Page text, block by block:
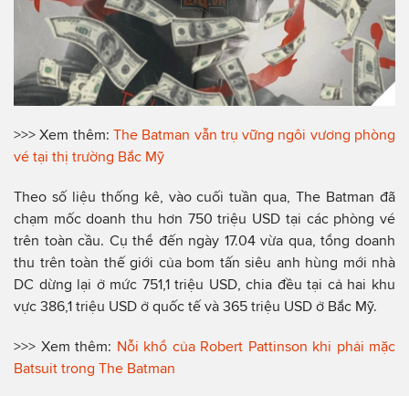
>>> Xem thêm: The Batman vẫn trụ vững ngôi vương phòng
vé tại thị trường Bắc Mỹ
Theo số liệu thống kê, vào cuối tuần qua, The Batman đã
chạm mốc doanh thu hơn 750 triệu USD tại các phòng vé
trên toàn cầu. Cụ thể đến ngày 17.04 vừa qua, tổng doanh
thu trên toàn thế giới của bom tấn siêu anh hùng mới nhà
DC dừng lại ở mức 751,1 triệu USD, chia đều tại cả hai khu
vực 386,1 triệu USD ở quốc tế và 365 triệu USD ở Bắc Mỹ.
>>> Xem thêm: Nỗi khổ của Robert Pattinson khi phải mặc
Batsuit trong The Batman